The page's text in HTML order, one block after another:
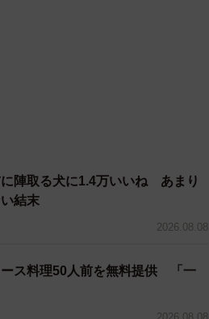
に陣取る犬に1.4万いいね あまり
結末
2026.08.08
ス料理50人前を無料提供 「一